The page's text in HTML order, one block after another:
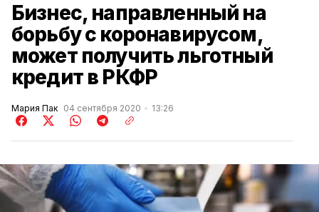
Бизнес, направленный на
борьбу с коронавирусом,
может получить льготный
кредит в РКФР
Мария Пак 04 сентября 2020 13:26